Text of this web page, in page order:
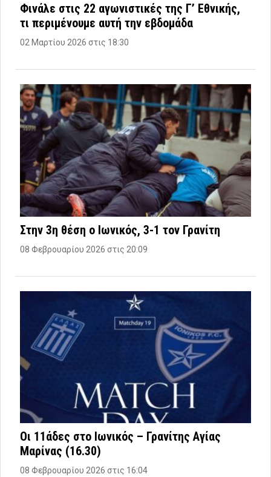
Φινάλε στις 22 αγωνιστικές της Γ’ Εθνικής,
τι περιμένουμε αυτή την εβδομάδα
02 Μαρτίου 2026 στις 18:30
Στην 3η θέση ο Ιωνικός, 3-1 τον Γρανίτη
08 Φεβρουαρίου 2026 στις 20:09
Οι 11άδες στο Ιωνικός – Γρανίτης Αγίας
Μαρίνας (16.30)
08 Φεβρουαρίου 2026 στις 16:04